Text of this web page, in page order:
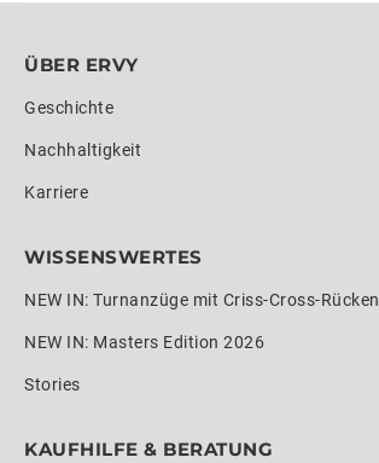
ÜBER ERVY
Geschichte
Nachhaltigkeit
Karriere
WISSENSWERTES
NEW IN: Turnanzüge mit Criss-Cross-Rücken
NEW IN: Masters Edition 2026
Stories
KAUFHILFE & BERATUNG